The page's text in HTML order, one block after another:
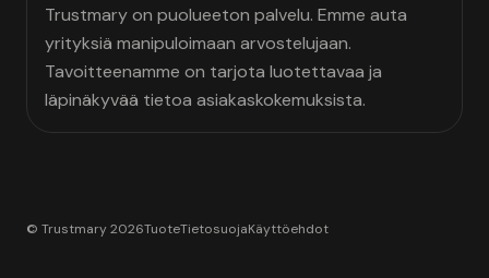
Trustmary on puolueeton palvelu. Emme auta
yrityksiä manipuloimaan arvostelujaan.
Tavoitteenamme on tarjota luotettavaa ja
läpinäkyvää tietoa asiakaskokemuksista.
© Trustmary 2026TuoteTietosuojaKäyttöehdot